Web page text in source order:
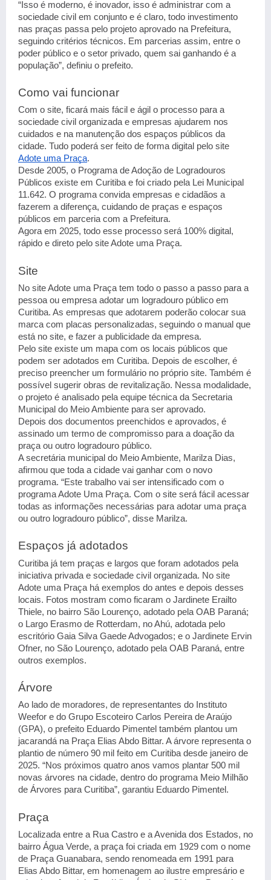
“Isso é moderno, é inovador, isso é administrar com a
sociedade civil em conjunto e é claro, todo investimento
nas praças passa pelo projeto aprovado na Prefeitura,
seguindo critérios técnicos. Em parcerias assim, entre o
poder público e o setor privado, quem sai ganhando é a
população”, definiu o prefeito.
Como vai funcionar
Com o site, ficará mais fácil e ágil o processo para a
sociedade civil organizada e empresas ajudarem nos
cuidados e na manutenção dos espaços públicos da
cidade. Tudo poderá ser feito de forma digital pelo site
Adote uma Praça.
Desde 2005, o Programa de Adoção de Logradouros
Públicos existe em Curitiba e foi criado pela Lei Municipal
11.642. O programa convida empresas e cidadãos a
fazerem a diferença, cuidando de praças e espaços
públicos em parceria com a Prefeitura.
Agora em 2025, todo esse processo será 100% digital,
rápido e direto pelo site Adote uma Praça.
Site
No site Adote uma Praça tem todo o passo a passo para a
pessoa ou empresa adotar um logradouro público em
Curitiba. As empresas que adotarem poderão colocar sua
marca com placas personalizadas, seguindo o manual que
está no site, e fazer a publicidade da empresa.
Pelo site existe um mapa com os locais públicos que
podem ser adotados em Curitiba. Depois de escolher, é
preciso preencher um formulário no próprio site. Também é
possível sugerir obras de revitalização. Nessa modalidade,
o projeto é analisado pela equipe técnica da Secretaria
Municipal do Meio Ambiente para ser aprovado.
Depois dos documentos preenchidos e aprovados, é
assinado um termo de compromisso para a doação da
praça ou outro logradouro público.
A secretária municipal do Meio Ambiente, Marilza Dias,
afirmou que toda a cidade vai ganhar com o novo
programa. “Este trabalho vai ser intensificado com o
programa Adote Uma Praça. Com o site será fácil acessar
todas as informações necessárias para adotar uma praça
ou outro logradouro público”, disse Marilza.
Espaços já adotados
Curitiba já tem praças e largos que foram adotados pela
iniciativa privada e sociedade civil organizada. No site
Adote uma Praça há exemplos do antes e depois desses
locais. Fotos mostram como ficaram o Jardinete Erailto
Thiele, no bairro São Lourenço, adotado pela OAB Paraná;
o Largo Erasmo de Rotterdam, no Ahú, adotada pelo
escritório Gaia Silva Gaede Advogados; e o Jardinete Ervin
Ofner, no São Lourenço, adotado pela OAB Paraná, entre
outros exemplos.
Árvore
Ao lado de moradores, de representantes do Instituto
Weefor e do Grupo Escoteiro Carlos Pereira de Araújo
(GPA), o prefeito Eduardo Pimentel também plantou um
jacarandá na Praça Elias Abdo Bittar. A árvore representa o
plantio de número 90 mil feito em Curitiba desde janeiro de
2025. “Nos próximos quatro anos vamos plantar 500 mil
novas árvores na cidade, dentro do programa Meio Milhão
de Árvores para Curitiba”, garantiu Eduardo Pimentel.
Praça
Localizada entre a Rua Castro e a Avenida dos Estados, no
bairro Água Verde, a praça foi criada em 1929 com o nome
de Praça Guanabara, sendo renomeada em 1991 para
Elias Abdo Bittar, em homenagem ao ilustre empresário e